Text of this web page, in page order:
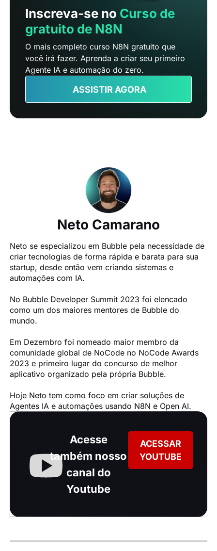
Inscreva-se no Curso de
gratuito de N8N
O mais completo curso N8N gratuito que
você irá fazer. Aprenda a criar seu primeiro
Agente IA e automação do zero.
ASSISTIR AGORA
Neto Camarano
Neto se especializou em Bubble pela necessidade de
criar tecnologias de forma rápida e barata para sua
startup, desde então vem criando sistemas e
automações com IA.
No Bubble Developer Summit 2023 foi elencado
como um dos maiores mentores de Bubble do
mundo.
Em Dezembro foi nomeado maior membro da
comunidade global de NoCode no NoCode Awards
2023 e primeiro lugar do concurso de melhor
aplicativo organizado pela própria Bubble.
Hoje Neto tem como foco em criar soluções de
Agentes IA e automações usando N8N e Open AI.
Acesse
também nosso
canal do
Youtube
ACESSAR
YOUTUBE